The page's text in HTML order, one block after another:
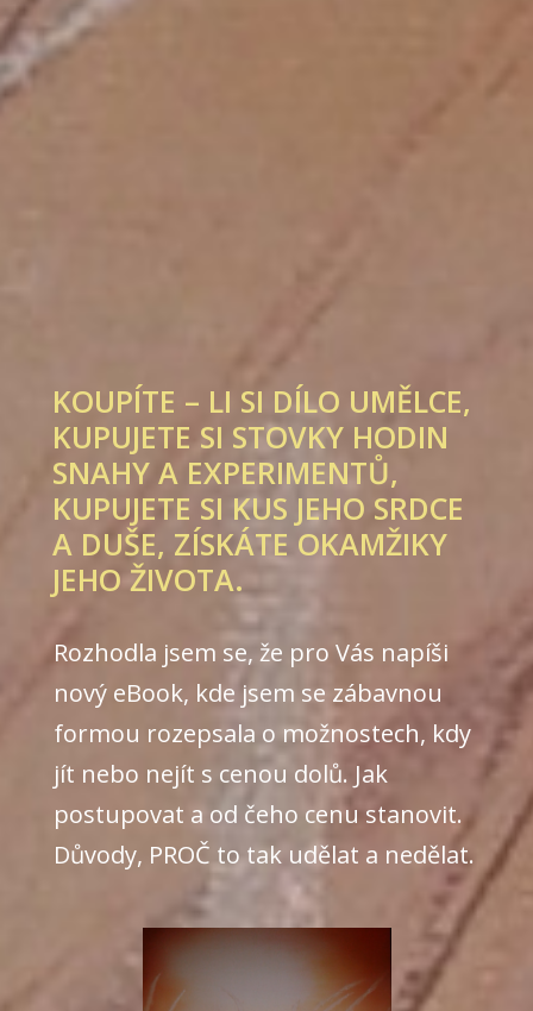
KOUPÍTE – LI SI DÍLO UMĚLCE,
KUPUJETE SI STOVKY HODIN
SNAHY A EXPERIMENTŮ,
KUPUJETE SI KUS JEHO SRDCE
A DUŠE, ZÍSKÁTE OKAMŽIKY
JEHO ŽIVOTA.
Rozhodla jsem se, že pro Vás napíši
nový eBook, kde jsem se zábavnou
formou rozepsala o možnostech, kdy
jít nebo nejít s cenou dolů. Jak
postupovat a od čeho cenu stanovit.
Důvody, PROČ to tak udělat a nedělat.